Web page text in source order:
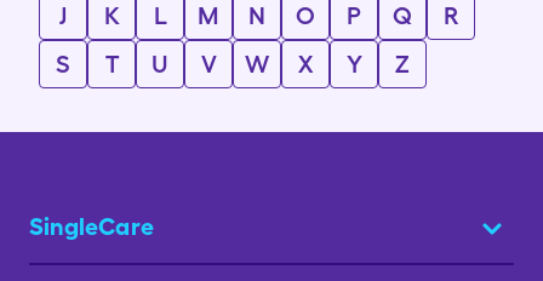
J
K L M N O P Q
R
S
T U V W X Y Z
SingleCare